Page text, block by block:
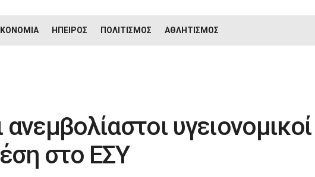
ΉΠΕΙΡΟΣ ΠΟΛΙΤΙΣΜΌΣ ΑΘΛΗΤΙΣΜΌΣ
υγειονομικοί
στο ΕΣΥ